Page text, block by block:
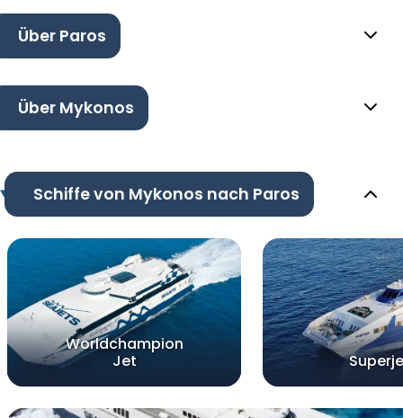
Über Paros
Über Mykonos
Schiffe von Mykonos nach Paros
Worldchampion
Jet